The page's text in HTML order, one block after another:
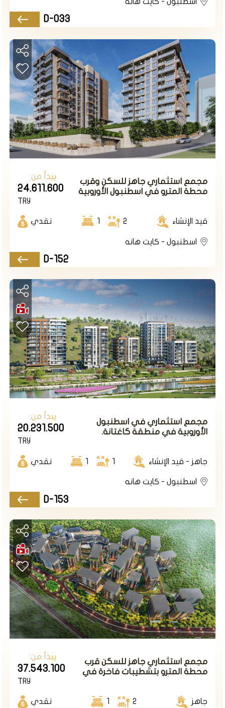
D-033
مجمع استثماري جاهز للسكن وقرب
محطة المترو في اسطنبول الأوروبية
يبدأ من:
24.611.600
TRY
قيد الإنشاء 2
1 نقدي
اسطنبول - كايت هانه
D-152
مجمع استثماري في اسطنبول
الأوروبية في منطقة كاغتانة.
يبدأ من:
20.231.500
TRY
جاهز - قيد الإنشاء 1
1 نقدي
اسطنبول - كايت هانه
D-153
مجمع استثماري جاهز للسكن قرب
محطة المترو بتشطيبات فاخرة في
يبدأ من:
37.543.100
TRY
جاهز 2
1 نقدي